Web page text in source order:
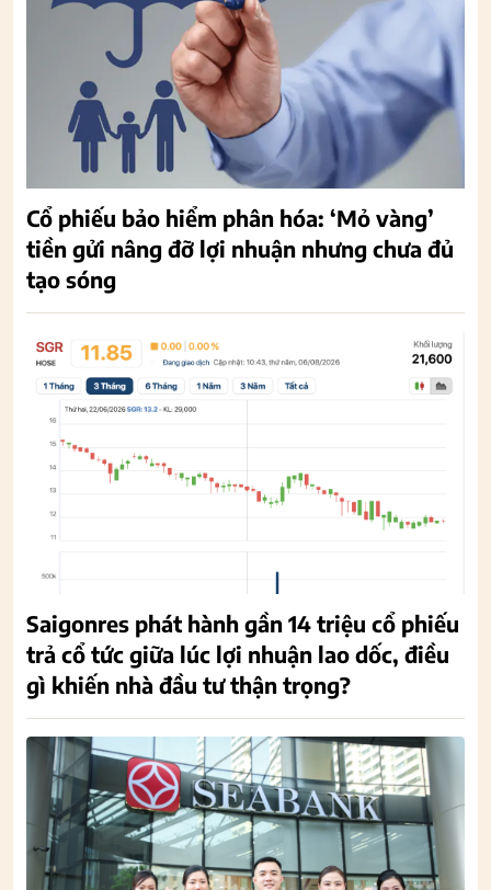
Cổ phiếu bảo hiểm phân hóa: ‘Mỏ vàng’
tiền gửi nâng đỡ lợi nhuận nhưng chưa đủ
tạo sóng
Saigonres phát hành gần 14 triệu cổ phiếu
trả cổ tức giữa lúc lợi nhuận lao dốc, điều
gì khiến nhà đầu tư thận trọng?